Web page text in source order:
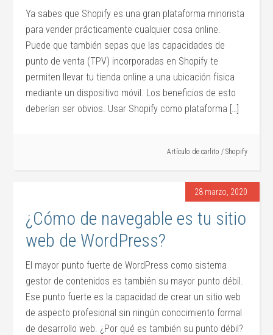
Ya sabes que Shopify es una gran plataforma minorista
para vender prácticamente cualquier cosa online.
Puede que también sepas que las capacidades de
punto de venta (TPV) incorporadas en Shopify te
permiten llevar tu tienda online a una ubicación física
mediante un dispositivo móvil. Los beneficios de esto
deberían ser obvios. Usar Shopify como plataforma […]
Artículo de carlito / Shopify
28 marzo, 2020
¿Cómo de navegable es tu sitio
web de WordPress?
El mayor punto fuerte de WordPress como sistema
gestor de contenidos es también su mayor punto débil.
Ese punto fuerte es la capacidad de crear un sitio web
de aspecto profesional sin ningún conocimiento formal
de desarrollo web. ¿Por qué es también su punto débil?